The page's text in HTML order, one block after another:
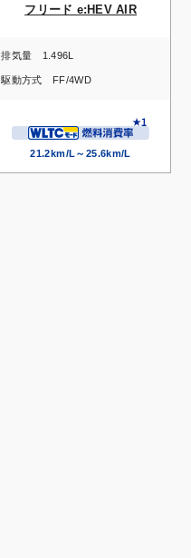
フリード e:HEV AIR
排気量 1.496L
駆動方式 FF/4WD
21.2km/L～25.6km/L